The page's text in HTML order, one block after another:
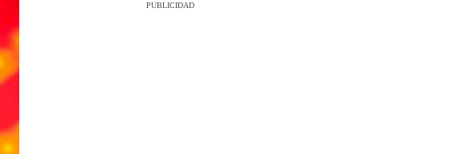
PUBLICIDAD